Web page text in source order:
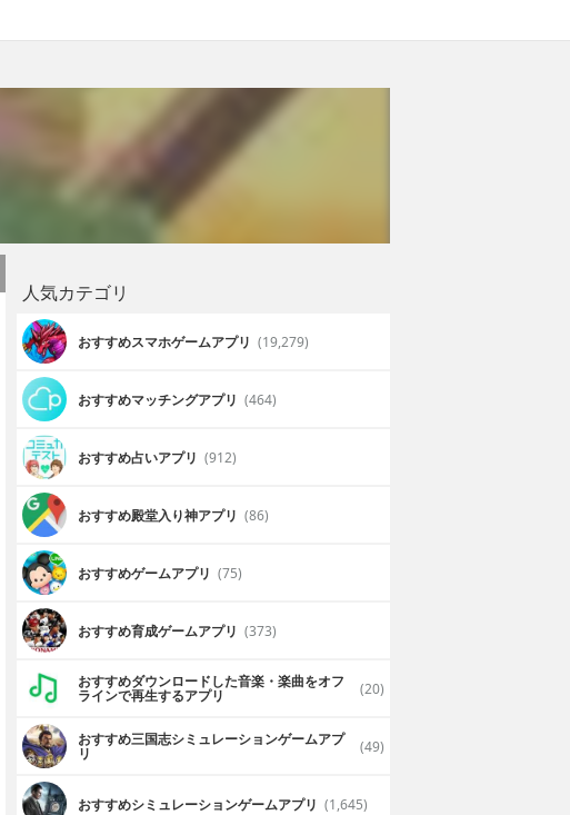
人気カテゴリ
おすすめスマホゲームアプリ (19,279)
おすすめマッチングアプリ (464)
おすすめ占いアプリ (912)
おすすめ殿堂入り神アプリ (86)
おすすめゲームアプリ (75)
おすすめ育成ゲームアプリ (373)
おすすめダウンロードした音楽・楽曲をオフ
ラインで再生するアプリ (20)
おすすめ三国志シミュレーションゲームアプ
リ (49)
おすすめシミュレーションゲームアプリ (1,645)